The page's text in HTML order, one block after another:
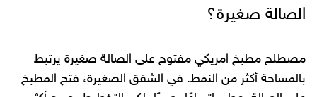
الصالة صغيرة؟
مصطلح مطبخ امريكي مفتوح على الصالة صغيرة يرتبط
بالمساحة أكثر من النمط. في الشقق الصغيرة، فتح المطبخ